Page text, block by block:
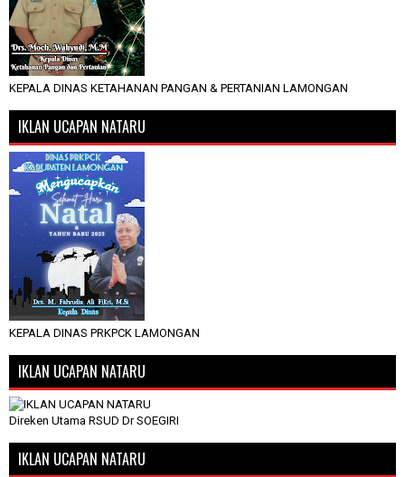
KEPALA DINAS KETAHANAN PANGAN & PERTANIAN LAMONGAN
IKLAN UCAPAN NATARU
KEPALA DINAS PRKPCK LAMONGAN
IKLAN UCAPAN NATARU
Direken Utama RSUD Dr SOEGIRI
IKLAN UCAPAN NATARU